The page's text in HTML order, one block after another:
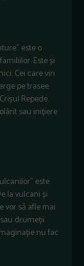
este o
Este și
Cei care vin
pe trasee
Repede.
sau inițiere
este
la vulcani și
vor să afle mai
drumeții
nu fac